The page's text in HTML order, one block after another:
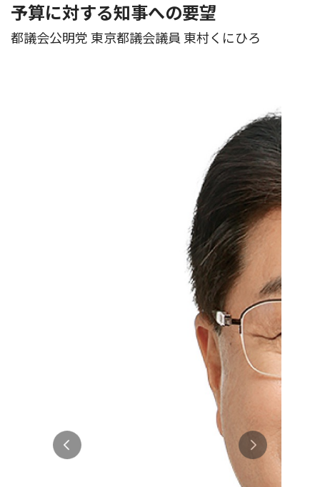
予算に対する知事への要望
都議会公明党 東京都議会議員 東村くにひろ